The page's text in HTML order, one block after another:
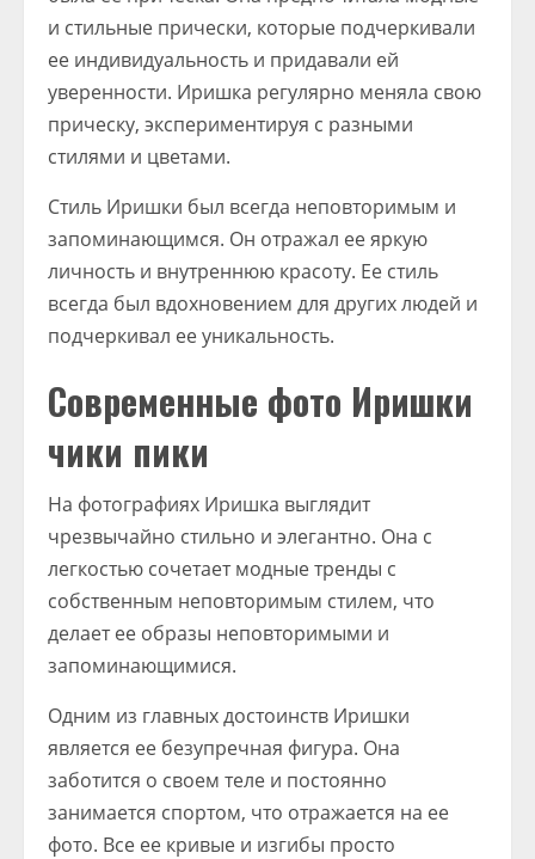
и стильные прически, которые подчеркивали
ее индивидуальность и придавали ей
уверенности. Иришка регулярно меняла свою
прическу, экспериментируя с разными
стилями и цветами.
Стиль Иришки был всегда неповторимым и
запоминающимся. Он отражал ее яркую
личность и внутреннюю красоту. Ее стиль
всегда был вдохновением для других людей и
подчеркивал ее уникальность.
Современные фото Иришки
чики пики
На фотографиях Иришка выглядит
чрезвычайно стильно и элегантно. Она с
легкостью сочетает модные тренды с
собственным неповторимым стилем, что
делает ее образы неповторимыми и
запоминающимися.
Одним из главных достоинств Иришки
является ее безупречная фигура. Она
заботится о своем теле и постоянно
занимается спортом, что отражается на ее
фото. Все ее кривые и изгибы просто